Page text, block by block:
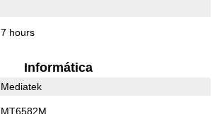
7 hours
Informática
Mediatek
MT6582M